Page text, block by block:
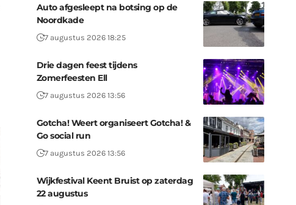
Auto afgesleept na botsing op de
Noordkade
7 augustus 2026 18:25
Drie dagen feest tijdens
Zomerfeesten Ell
7 augustus 2026 13:56
Gotcha! Weert organiseert Gotcha! &
Go social run
7 augustus 2026 13:56
Wijkfestival Keent Bruist op zaterdag
22 augustus